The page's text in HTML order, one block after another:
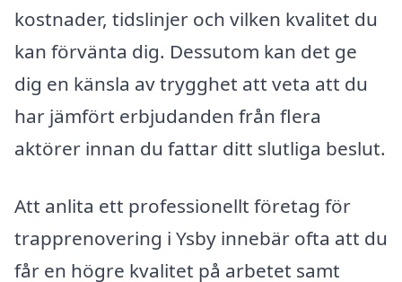
kostnader, tidslinjer och vilken kvalitet du
kan förvänta dig. Dessutom kan det ge
dig en känsla av trygghet att veta att du
har jämfört erbjudanden från flera
aktörer innan du fattar ditt slutliga beslut.
Att anlita ett professionellt företag för
trapprenovering i Ysby innebär ofta att du
får en högre kvalitet på arbetet samt